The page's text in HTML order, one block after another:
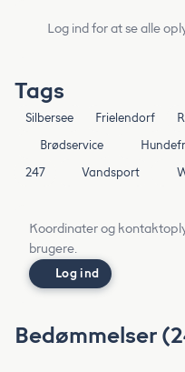
Log ind for at se alle
Tags
Silbersee Frielendorf
Brødservice
247
Vandsport
Koordinater og
brugere.
Log ind
Bedømmelser